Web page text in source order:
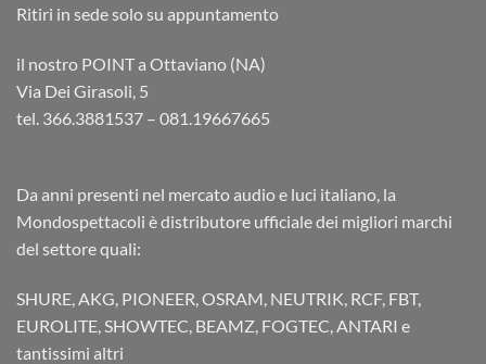
Ritiri in sede solo su appuntamento
il nostro POINT a Ottaviano (NA)
Via Dei Girasoli, 5
tel. 366.3881537 – 081.19667665
Da anni presenti nel mercato audio e luci italiano, la
Mondospettacoli è distributore ufficiale dei migliori marchi
del settore quali:
SHURE, AKG, PIONEER, OSRAM, NEUTRIK, RCF, FBT,
EUROLITE, SHOWTEC, BEAMZ, FOGTEC, ANTARI e
tantissimi altri